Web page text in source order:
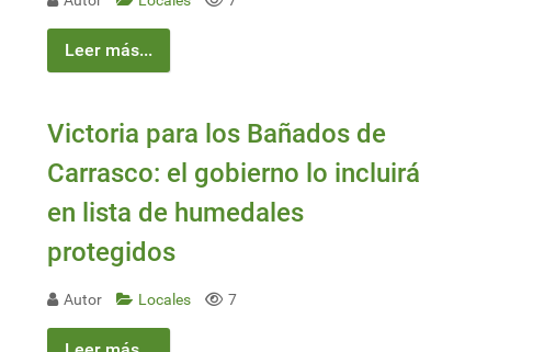
Leer más...
Victoria para los Bañados de
Carrasco: el gobierno lo incluirá
en lista de humedales
protegidos
Autor Locales 7